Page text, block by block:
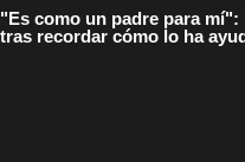
"Es como un padre para
tras recordar cómo lo ha